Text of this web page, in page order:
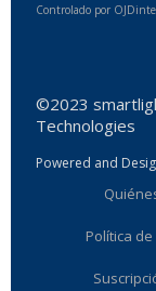
Controlado por
©2023
Technologies
Powered and
Política